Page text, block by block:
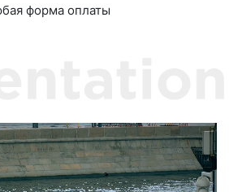
форма оплаты